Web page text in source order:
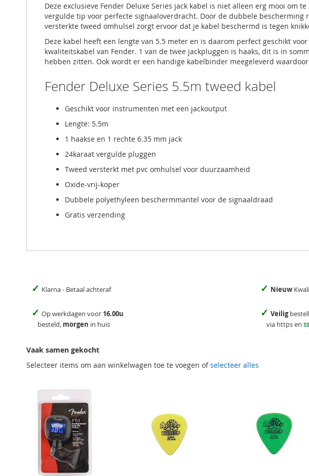
Deze exclusieve Fender Deluxe Series jack kabel is niet alleen erg mooi om
vergulde tip voor perfecte signaaloverdracht. Door de dubbele
versterkte tweed omhulsel zorgt ervoor dat je kabel beschermd is tegen
Deze kabel heeft een lengte van 5.5 meter en is daarom perfect geschikt
kwaliteitskabel van Fender. 1 van de twee jackpluggen is haaks, dit is in
hebben zitten. Ook wordt er een handige kabelbinder meegeleverd
Fender Deluxe Series 5.5m tweed kabel
Geschikt voor instrumenten met een jackoutput
Lengte: 5.5m
1 haakse en 1 rechte 6.35 mm jack
24karaat vergulde pluggen
Tweed versterkt met pvc omhulsel voor duurzaamheid
Oxide-vrij-koper
Dubbele polyethyleen beschermmantel voor de signaaldraad
Gratis verzending
✓ Klarna - Betaal achteraf ✓ Nieuw
✓ Op werkdagen voor 16.00u
besteld, morgen in huis
✓ Veilig
via https en
Vaak samen gekocht
Selecteer items om aan winkelwagen toe te voegen ofselecteer alles